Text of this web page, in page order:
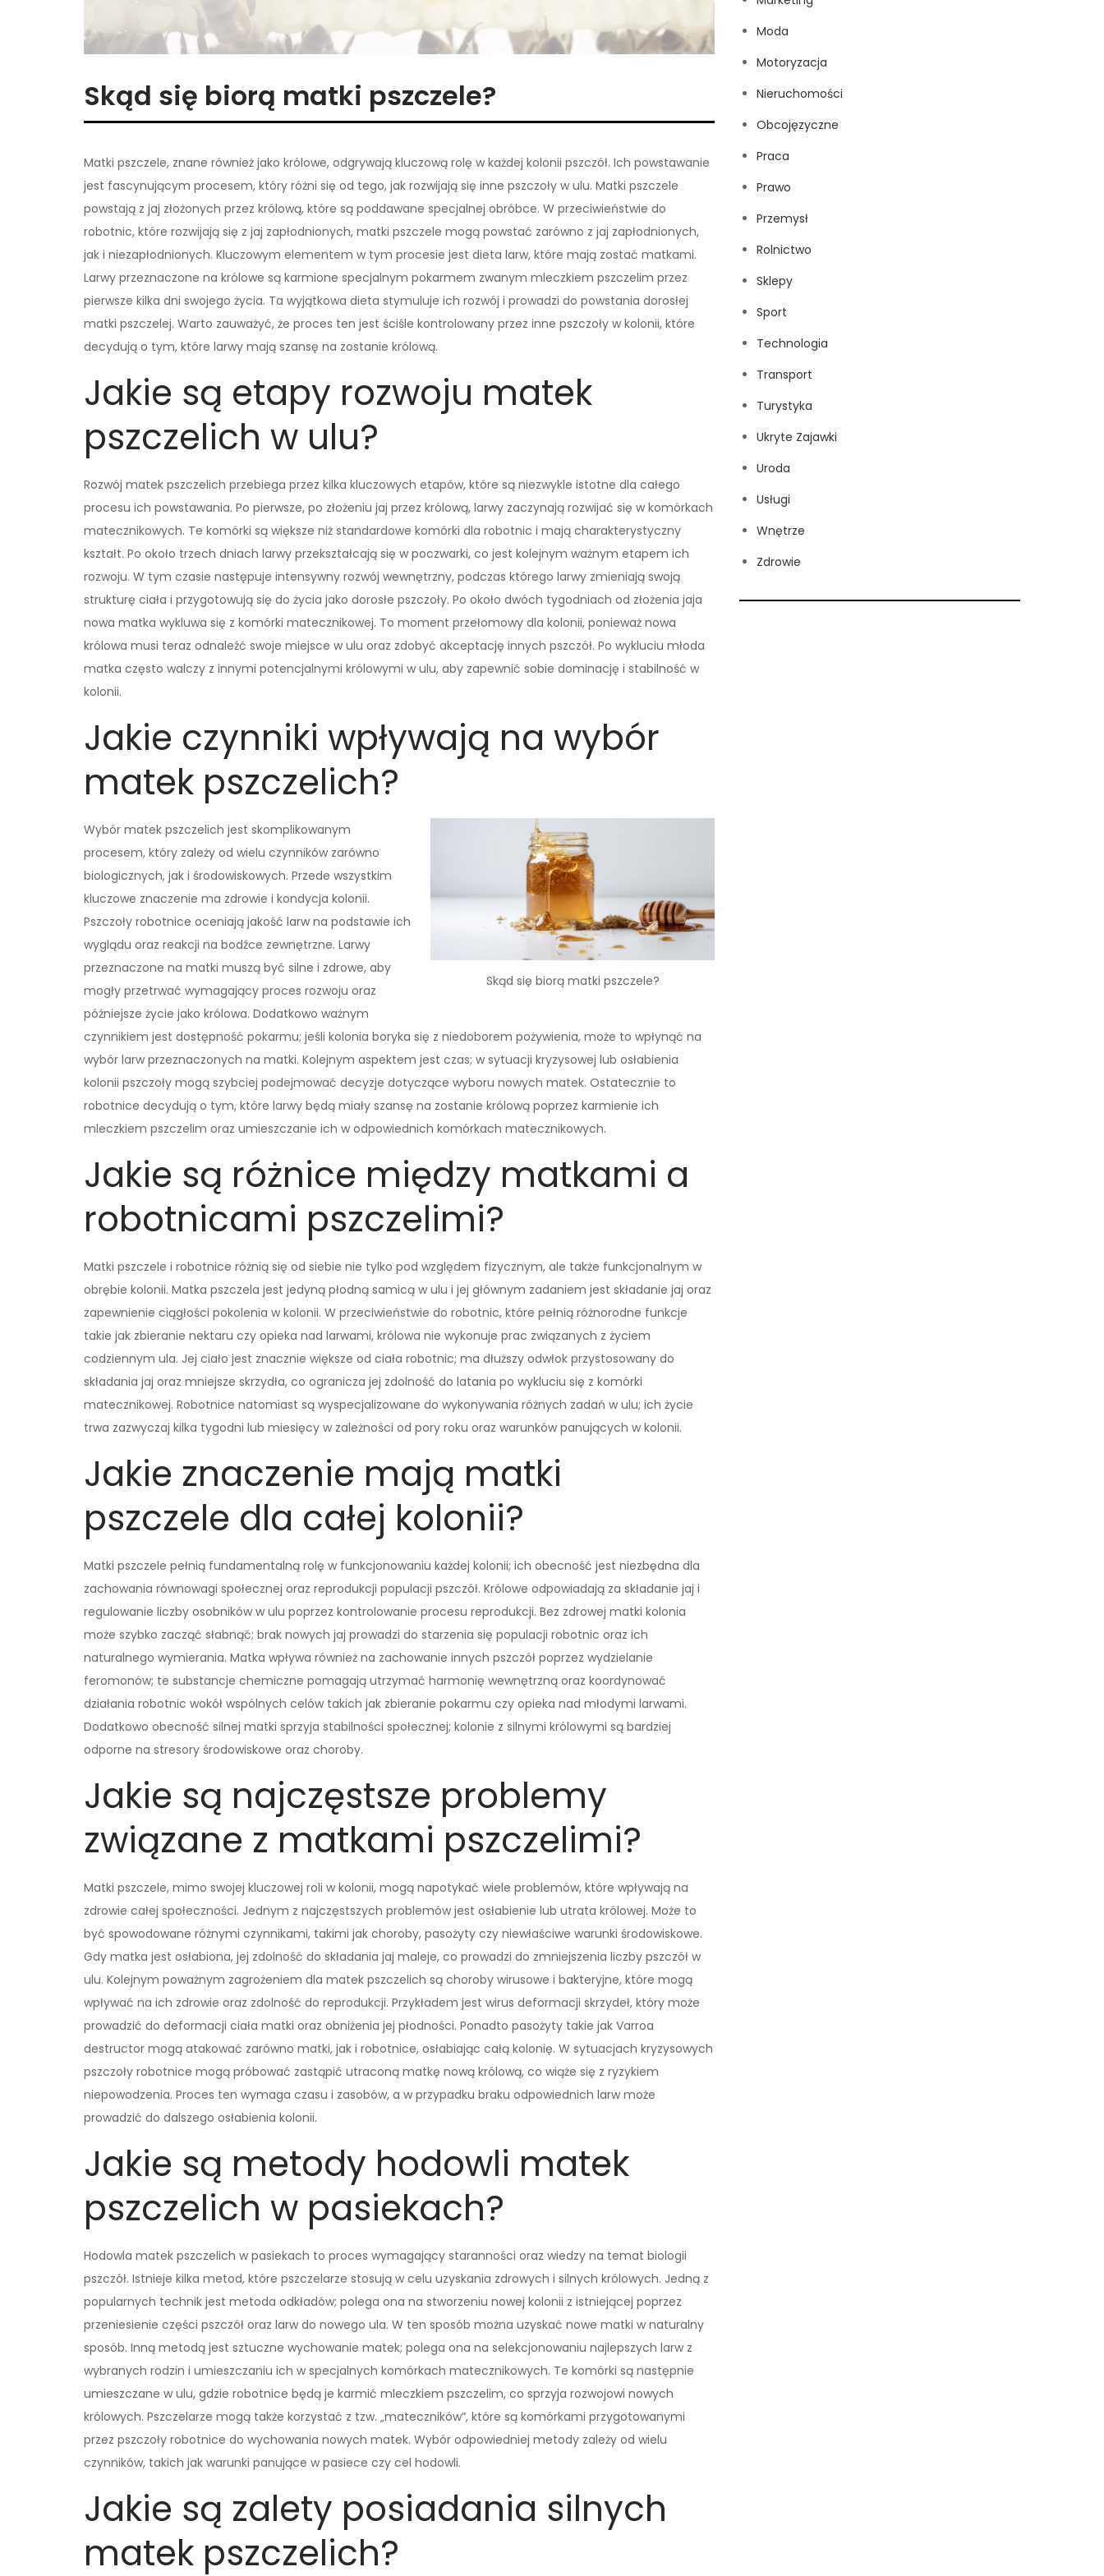
Skąd się biorą matki pszczele?
Matki pszczele, znane również jako królowe, odgrywają kluczową rolę w każdej kolonii pszczół. Ich powstawanie
jest fascynującym procesem, który różni się od tego, jak rozwijają się inne pszczoły w ulu. Matki pszczele
powstają z jaj złożonych przez królową, które są poddawane specjalnej obróbce. W przeciwieństwie do
robotnic, które rozwijają się z jaj zapłodnionych, matki pszczele mogą powstać zarówno z jaj zapłodnionych,
jak i niezapłodnionych. Kluczowym elementem w tym procesie jest dieta larw, które mają zostać matkami.
Larwy przeznaczone na królowe są karmione specjalnym pokarmem zwanym mleczkiem pszczelim przez
pierwsze kilka dni swojego życia. Ta wyjątkowa dieta stymuluje ich rozwój i prowadzi do powstania dorosłej
matki pszczelej. Warto zauważyć, że proces ten jest ściśle kontrolowany przez inne pszczoły w kolonii, które
decydują o tym, które larwy mają szansę na zostanie królową.
Jakie są etapy rozwoju matek
pszczelich w ulu?
Rozwój matek pszczelich przebiega przez kilka kluczowych etapów, które są niezwykle istotne dla całego
procesu ich powstawania. Po pierwsze, po złożeniu jaj przez królową, larwy zaczynają rozwijać się w komórkach
matecznikowych. Te komórki są większe niż standardowe komórki dla robotnic i mają charakterystyczny
kształt. Po około trzech dniach larwy przekształcają się w poczwarki, co jest kolejnym ważnym etapem ich
rozwoju. W tym czasie następuje intensywny rozwój wewnętrzny, podczas którego larwy zmieniają swoją
strukturę ciała i przygotowują się do życia jako dorosłe pszczoły. Po około dwóch tygodniach od złożenia jaja
nowa matka wykluwa się z komórki matecznikowej. To moment przełomowy dla kolonii, ponieważ nowa
królowa musi teraz odnaleźć swoje miejsce w ulu oraz zdobyć akceptację innych pszczół. Po wykluciu młoda
matka często walczy z innymi potencjalnymi królowymi w ulu, aby zapewnić sobie dominację i stabilność w
kolonii.
Jakie czynniki wpływają na wybór
matek pszczelich?
Skąd się biorą matki pszczele?
Wybór matek pszczelich jest skomplikowanym
procesem, który zależy od wielu czynników zarówno
biologicznych, jak i środowiskowych. Przede wszystkim
kluczowe znaczenie ma zdrowie i kondycja kolonii.
Pszczoły robotnice oceniają jakość larw na podstawie ich
wyglądu oraz reakcji na bodźce zewnętrzne. Larwy
przeznaczone na matki muszą być silne i zdrowe, aby
mogły przetrwać wymagający proces rozwoju oraz
późniejsze życie jako królowa. Dodatkowo ważnym
czynnikiem jest dostępność pokarmu; jeśli kolonia boryka się z niedoborem pożywienia, może to wpłynąć na
wybór larw przeznaczonych na matki. Kolejnym aspektem jest czas; w sytuacji kryzysowej lub osłabienia
kolonii pszczoły mogą szybciej podejmować decyzje dotyczące wyboru nowych matek. Ostatecznie to
robotnice decydują o tym, które larwy będą miały szansę na zostanie królową poprzez karmienie ich
mleczkiem pszczelim oraz umieszczanie ich w odpowiednich komórkach matecznikowych.
Jakie są różnice między matkami a
robotnicami pszczelimi?
Matki pszczele i robotnice różnią się od siebie nie tylko pod względem fizycznym, ale także funkcjonalnym w
obrębie kolonii. Matka pszczela jest jedyną płodną samicą w ulu i jej głównym zadaniem jest składanie jaj oraz
zapewnienie ciągłości pokolenia w kolonii. W przeciwieństwie do robotnic, które pełnią różnorodne funkcje
takie jak zbieranie nektaru czy opieka nad larwami, królowa nie wykonuje prac związanych z życiem
codziennym ula. Jej ciało jest znacznie większe od ciała robotnic; ma dłuższy odwłok przystosowany do
składania jaj oraz mniejsze skrzydła, co ogranicza jej zdolność do latania po wykluciu się z komórki
matecznikowej. Robotnice natomiast są wyspecjalizowane do wykonywania różnych zadań w ulu; ich życie
trwa zazwyczaj kilka tygodni lub miesięcy w zależności od pory roku oraz warunków panujących w kolonii.
Jakie znaczenie mają matki
pszczele dla całej kolonii?
Matki pszczele pełnią fundamentalną rolę w funkcjonowaniu każdej kolonii; ich obecność jest niezbędna dla
zachowania równowagi społecznej oraz reprodukcji populacji pszczół. Królowe odpowiadają za składanie jaj i
regulowanie liczby osobników w ulu poprzez kontrolowanie procesu reprodukcji. Bez zdrowej matki kolonia
może szybko zacząć słabnąć; brak nowych jaj prowadzi do starzenia się populacji robotnic oraz ich
naturalnego wymierania. Matka wpływa również na zachowanie innych pszczół poprzez wydzielanie
feromonów; te substancje chemiczne pomagają utrzymać harmonię wewnętrzną oraz koordynować
działania robotnic wokół wspólnych celów takich jak zbieranie pokarmu czy opieka nad młodymi larwami.
Dodatkowo obecność silnej matki sprzyja stabilności społecznej; kolonie z silnymi królowymi są bardziej
odporne na stresory środowiskowe oraz choroby.
Jakie są najczęstsze problemy
związane z matkami pszczelimi?
Matki pszczele, mimo swojej kluczowej roli w kolonii, mogą napotykać wiele problemów, które wpływają na
zdrowie całej społeczności. Jednym z najczęstszych problemów jest osłabienie lub utrata królowej. Może to
być spowodowane różnymi czynnikami, takimi jak choroby, pasożyty czy niewłaściwe warunki środowiskowe.
Gdy matka jest osłabiona, jej zdolność do składania jaj maleje, co prowadzi do zmniejszenia liczby pszczół w
ulu. Kolejnym poważnym zagrożeniem dla matek pszczelich są choroby wirusowe i bakteryjne, które mogą
wpływać na ich zdrowie oraz zdolność do reprodukcji. Przykładem jest wirus deformacji skrzydeł, który może
prowadzić do deformacji ciała matki oraz obniżenia jej płodności. Ponadto pasożyty takie jak Varroa
destructor mogą atakować zarówno matki, jak i robotnice, osłabiając całą kolonię. W sytuacjach kryzysowych
pszczoły robotnice mogą próbować zastąpić utraconą matkę nową królową, co wiąże się z ryzykiem
niepowodzenia. Proces ten wymaga czasu i zasobów, a w przypadku braku odpowiednich larw może
prowadzić do dalszego osłabienia kolonii.
Jakie są metody hodowli matek
pszczelich w pasiekach?
Hodowla matek pszczelich w pasiekach to proces wymagający staranności oraz wiedzy na temat biologii
pszczół. Istnieje kilka metod, które pszczelarze stosują w celu uzyskania zdrowych i silnych królowych. Jedną z
popularnych technik jest metoda odkładów; polega ona na stworzeniu nowej kolonii z istniejącej poprzez
przeniesienie części pszczół oraz larw do nowego ula. W ten sposób można uzyskać nowe matki w naturalny
sposób. Inną metodą jest sztuczne wychowanie matek; polega ona na selekcjonowaniu najlepszych larw z
wybranych rodzin i umieszczaniu ich w specjalnych komórkach matecznikowych. Te komórki są następnie
umieszczane w ulu, gdzie robotnice będą je karmić mleczkiem pszczelim, co sprzyja rozwojowi nowych
królowych. Pszczelarze mogą także korzystać z tzw. „mateczników”, które są komórkami przygotowanymi
przez pszczoły robotnice do wychowania nowych matek. Wybór odpowiedniej metody zależy od wielu
czynników, takich jak warunki panujące w pasiece czy cel hodowli.
Jakie są zalety posiadania silnych
matek pszczelich?
Moda
Motoryzacja
Nieruchomości
Obcojęzyczne
Praca
Prawo
Przemysł
Rolnictwo
Sklepy
Sport
Technologia
Transport
Turystyka
Ukryte Zajawki
Uroda
Usługi
Wnętrze
Zdrowie